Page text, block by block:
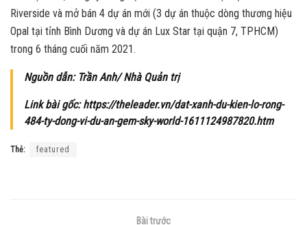
Riverside và mở bán 4 dự án mới (3 dự án thuộc dòng thương hiệu
Opal tại tỉnh Bình Dương và dự án Lux Star tại quận 7, TPHCM)
trong 6 tháng cuối năm 2021.
Nguồn dẫn: Trần Anh/ Nhà Quản trị
Link bài gốc: https://theleader.vn/dat-xanh-du-kien-lo-rong-
484-ty-dong-vi-du-an-gem-sky-world-1611124987820.htm
Thẻ: featured
Bài trước